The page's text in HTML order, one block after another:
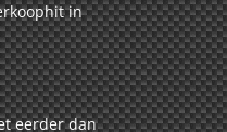
in
eerder dan